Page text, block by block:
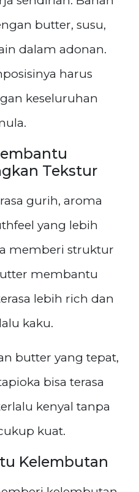
butter, susu,
dalam adonan.
harus
keseluruhan
Tekstur
gurih, aroma
yang lebih
memberi struktur
membantu
lebih rich dan
kaku.
butter yang tepat,
bisa terasa
kenyal tanpa
kuat.
Kelembutan